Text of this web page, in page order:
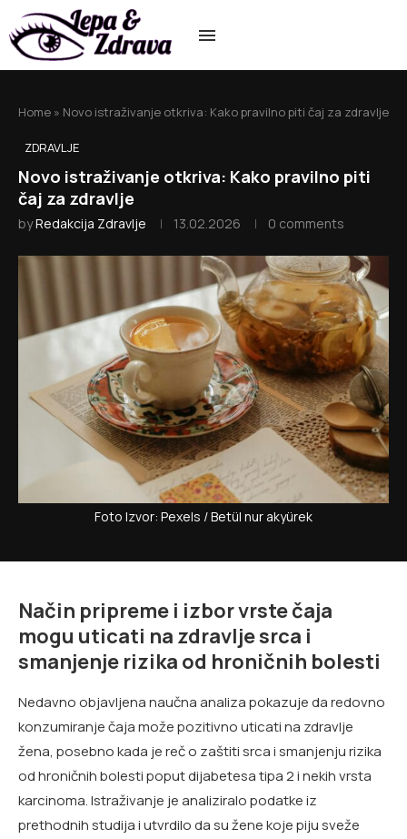
Home » Novo istraživanje otkriva: Kako pravilno piti čaj za zdravlje
ZDRAVLJE
Novo istraživanje otkriva: Kako pravilno piti
čaj za zdravlje
byRedakcija Zdravlje 13.02.2026 0 comments
Foto Izvor: Pexels / Betül nur akyürek
Način pripreme i izbor vrste čaja
mogu uticati na zdravlje srca i
smanjenje rizika od hroničnih bolesti
Nedavno objavljena naučna analiza pokazuje da redovno
konzumiranje čaja može pozitivno uticati na zdravlje
žena, posebno kada je reč o zaštiti srca i smanjenju rizika
od hroničnih bolesti poput dijabetesa tipa 2 i nekih vrsta
karcinoma. Istraživanje je analiziralo podatke iz
prethodnih studija i utvrdilo da su žene koje piju sveže